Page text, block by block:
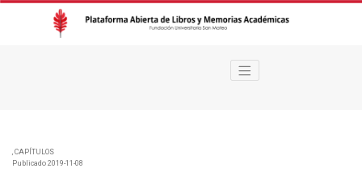
, CAPÍTULOS
Publicado 2019-11-08